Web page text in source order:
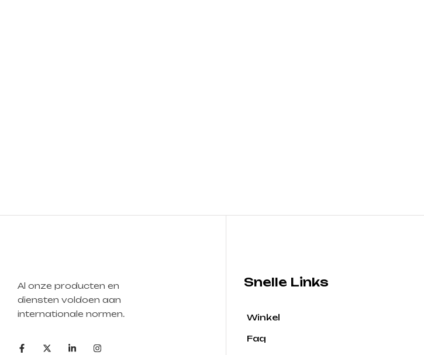
Al onze producten en
diensten voldoen aan
internationale normen.
Snelle Links
Winkel
Faq